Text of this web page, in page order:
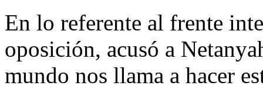
En lo referente al frente
oposición, acusó a
mundo nos llama a hacer